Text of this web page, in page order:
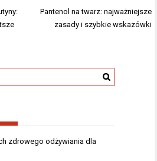
Pantenol na twarz: najważniejsze
zasady i szybkie wskazówki
zdrowego odżywiania dla